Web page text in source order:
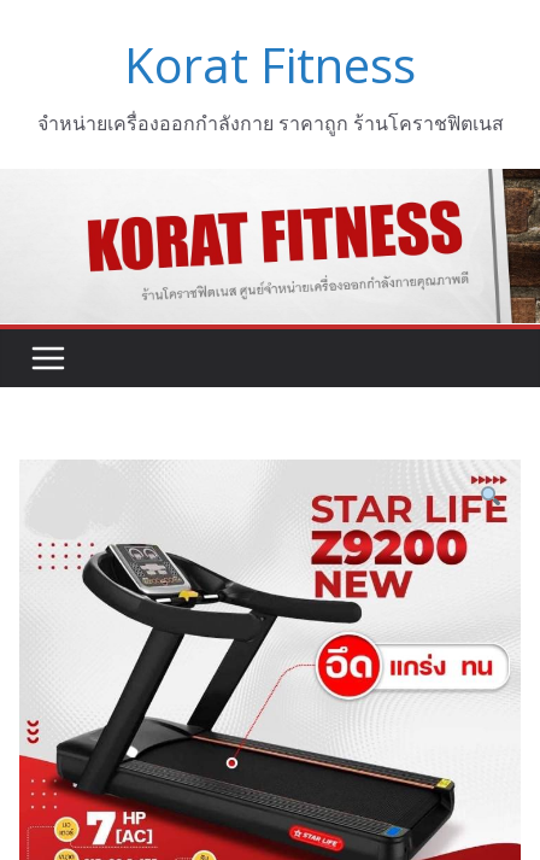
Korat Fitness
จำหน่ายเครื่องออกกำลังกาย ราคาถูก ร้านโคราชฟิตเนส